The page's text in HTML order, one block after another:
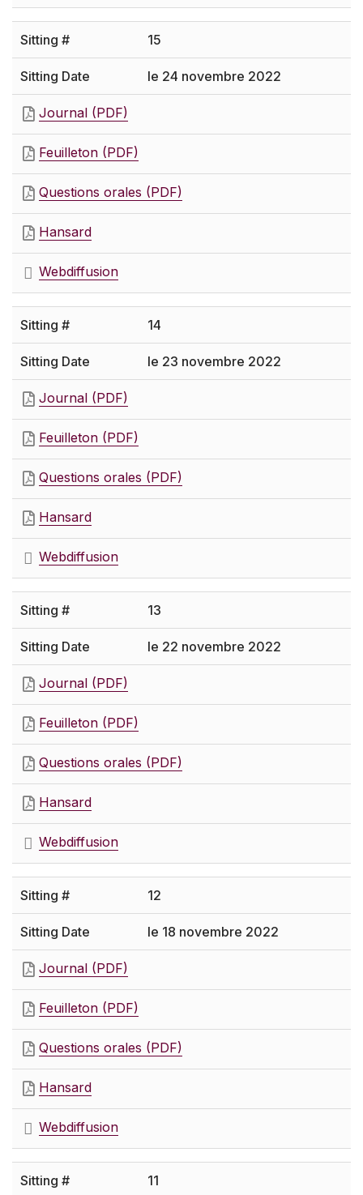
15
le 24 novembre 2022
Journal (PDF)
Feuilleton (PDF)
Questions orales (PDF)
Hansard
Webdiffusion
14
le 23 novembre 2022
Journal (PDF)
Feuilleton (PDF)
Questions orales (PDF)
Hansard
Webdiffusion
13
le 22 novembre 2022
Journal (PDF)
Feuilleton (PDF)
Questions orales (PDF)
Hansard
Webdiffusion
12
le 18 novembre 2022
Journal (PDF)
Feuilleton (PDF)
Questions orales (PDF)
Hansard
Webdiffusion
11